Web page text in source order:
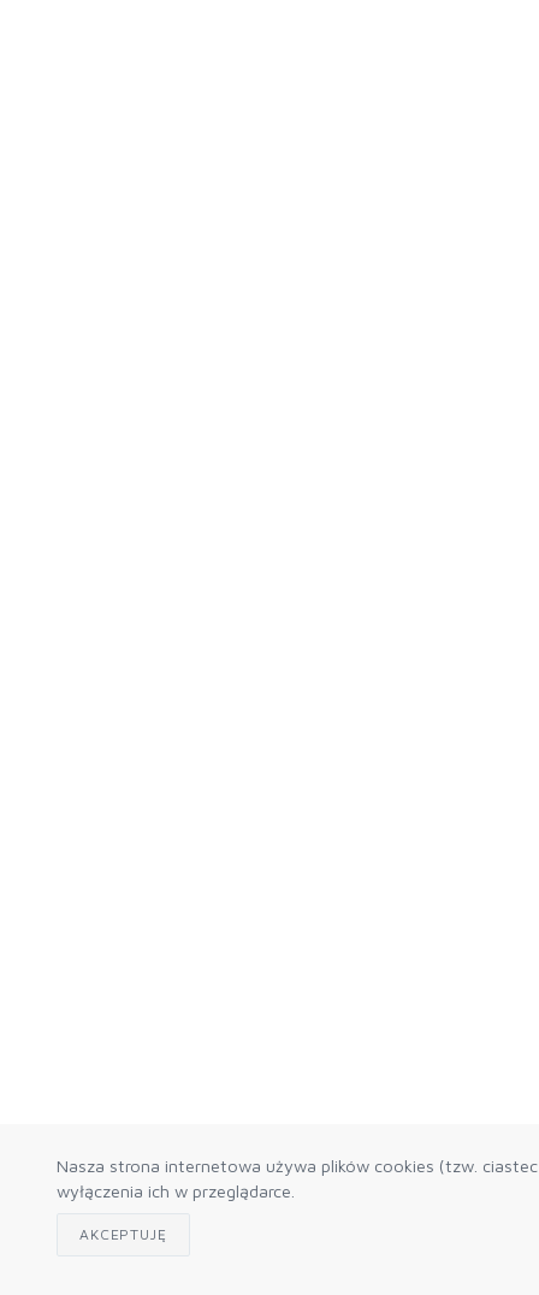
Nasza strona internetowa używa plików cookies (tzw.
wyłączenia ich w przeglądarce.
AKCEPTUJĘ